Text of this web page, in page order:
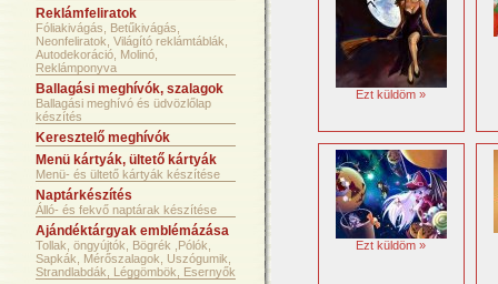
Reklámfeliratok
Fóliakivágás, Betűkivágás,
Neonfeliratok, Világító reklámtáblák,
Autodekoráció, Molinó,
Reklámponyva
Ballagási meghívók, szalagok
Ballagási meghívó és üdvözlőlap
készítés
Keresztelő meghívók
Menü kártyák, ültető kártyák
Menü- és ültető kártyák készítése
Naptárkészítés
Álló- és fekvő naptárak készítése
Ajándéktárgyak emblémázása
Tollak, öngyújtók, Bögrék ,Pólók,
Sapkák, Mérőszalagok, Uszógumik,
Strandlabdák, Léggömbök, Esernyők
Ezt küldöm »
Ezt küldöm »